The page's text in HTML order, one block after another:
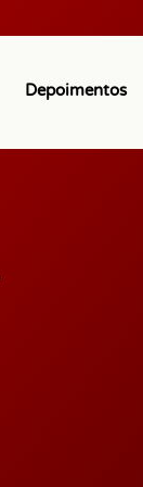
Depoimentos